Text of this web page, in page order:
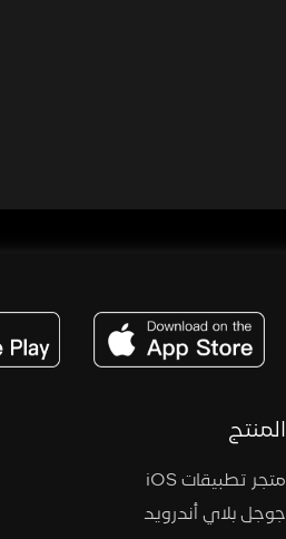
المنتج
متجر تطبيقات iOS
جوجل بلاي أندرويد